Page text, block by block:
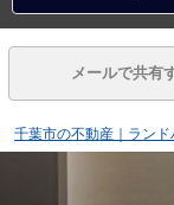
メールで共有
千葉市の不動産｜ランド